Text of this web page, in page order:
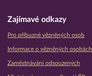
Zajímavé odkazy
Pro příbuzné vězněných osob
Informace o vězněných osobách
Zaměstnávání odsouzených